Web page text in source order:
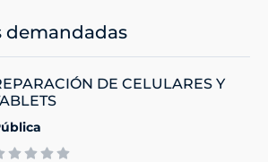
demandadas
DE CELULARES Y